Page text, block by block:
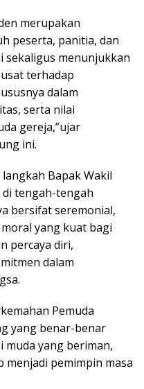
merupakan
peserta, panitia, dan
sekaligus menunjukkan
terhadap
dalam
serta nilai
gereja,”ujar
ini.
langkah Bapak Wakil
tengah-tengah
bersifat seremonial,
yang kuat bagi
percaya diri,
dalam
Pemuda
yang benar-benar
yang beriman,
pemimpin masa